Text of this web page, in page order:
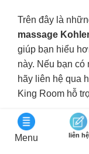
Trên đây là
massage
giúp bạn hiểu
này. Nếu bạn
hãy liên hệ qua
King Room hỗ
THÔNG TIN
Menu liên hệ